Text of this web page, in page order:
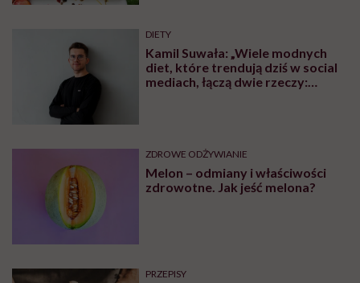
DIETY
Kamil Suwała: „Wiele modnych
diet, które trendują dziś w social
mediach, łączą dwie rzeczy:
ZDROWE ODŻYWIANIE
Melon – odmiany i właściwości
zdrowotne. Jak jeść melona?
PRZEPISY